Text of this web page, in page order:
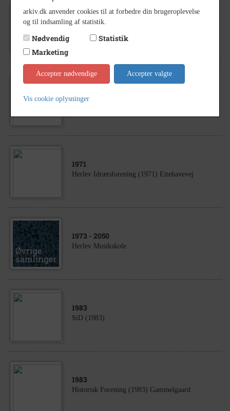
1973
Dansk Arbejdsmands Forbund (1973) 50 års
jubilæum
Dronning Margrethe II (1976) Herlev Kirke
1971
Herlev Idrætsforening (1971) Ettehavevej
1973 - 2050
Herlev Musikskole
1983
SiD (1983)
1983
Historisk Forening (1983) Gammelgaard
arkiv.dk anvender cookies til at forbedre din brugeroplevelse
og til indsamling af statistik.
Nødvendig
Statistik
Marketing
Accepter nødvendige Accepter valgte
Vis cookie oplysninger